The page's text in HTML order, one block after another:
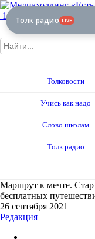
12+
Толковости
Учись как надо
Слово школам
Толк радио
Маршрут к мечте.
бесплатных
26 сентября 2021
Редакция
Толк радио LIVE